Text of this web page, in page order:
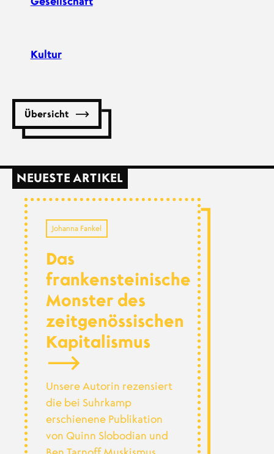
Kultur
Übersicht
NEUESTE ARTIKEL
Johanna Fankel
Das
frankensteinische
Monster des
zeitgenössischen
Kapitalismus
Unsere Autorin rezensiert
die bei Suhrkamp
erschienene Publikation
von Quinn Slobodian und